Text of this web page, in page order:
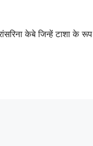
केबे जिन्हें टाशा के रूप